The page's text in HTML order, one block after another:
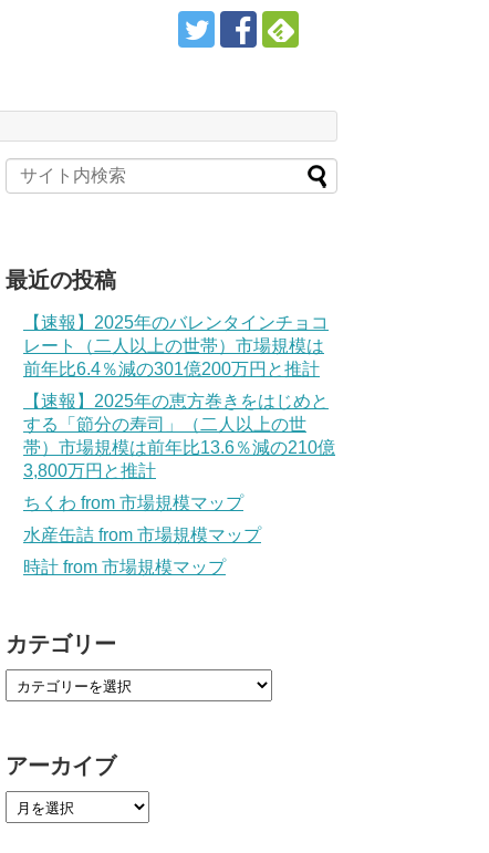
最近の投稿
【速報】2025年のバレンタインチョコ
レート（二人以上の世帯）市場規模は
前年比6.4％減の301億200万円と推計
【速報】2025年の恵方巻きをはじめと
する「節分の寿司」（二人以上の世
帯）市場規模は前年比13.6％減の210億
3,800万円と推計
ちくわ from 市場規模マップ
水産缶詰 from 市場規模マップ
時計 from 市場規模マップ
カテゴリー
アーカイブ